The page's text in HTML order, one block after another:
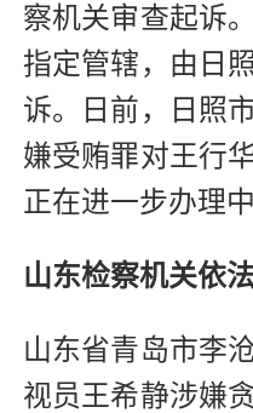
察机关审查起诉
指定管辖，由日
诉。日前，日照
嫌受贿罪对王行
正在进一步办理中
山东检察机关依
山东省青岛市李
视员王希静涉嫌